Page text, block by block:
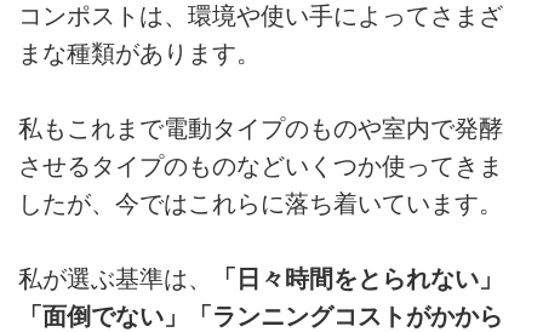
コンポストは、環境や使い手によってさまざ
まな種類があります。
私もこれまで電動タイプのものや室内で発酵
させるタイプのものなどいくつか使ってきま
したが、今ではこれらに落ち着いています。
私が選ぶ基準は、
「日々時間をとられない」
「面倒でない」「ランニングコストがかから